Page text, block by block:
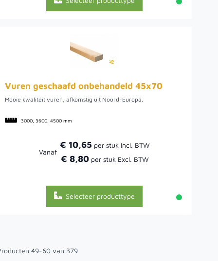
Vuren geschaafd onbehandeld 45x70
Mooie kwaliteit vuren, afkomstig uit Noord-Europa.
3000, 3600, 4500 mm
Vanaf
€ 10,65
€ 8,80
Selecteer producttype
49-60 van 379